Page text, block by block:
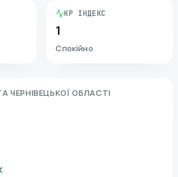
KP ІНДЕКС
1
Спокійно
ЧЕРНІВЕЦЬКОЇ ОБЛАСТІ